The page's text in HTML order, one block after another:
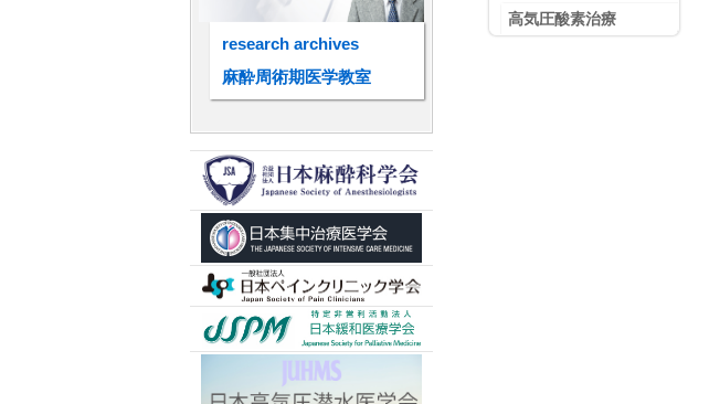
高気圧酸素治療
research archives
麻酔周術期医学教室